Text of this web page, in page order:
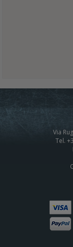
Via
Tel.